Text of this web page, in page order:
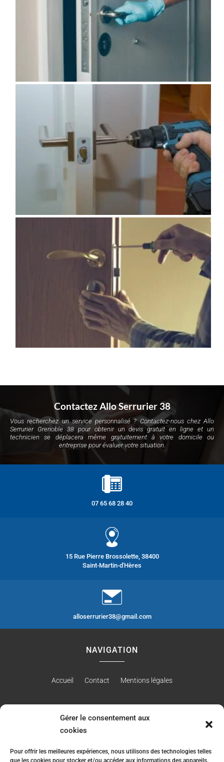
Gérer le consentement aux
cookies
Pour offrir les meilleures expériences, nous utilisons des technologies telles
que les cookies pour stocker et/ou accéder aux informations des appareils.
Contactez Allo Serrurier 38
Vous recherchez un service personnalisé ? Contactez-nous chez Allo
Serrurier Grenoble 38 pour obtenir un devis gratuit en ligne et un
technicien se déplacera même gratuitement à votre domicile ou
entreprise pour évaluer votre situation.
07 65 68 28 40
15 Rue Pierre Brossolette, 38400
Saint-Martin-d'Hères
alloserrurier38@gmail.com
NAVIGATION
Accueil Contact Mentions légales